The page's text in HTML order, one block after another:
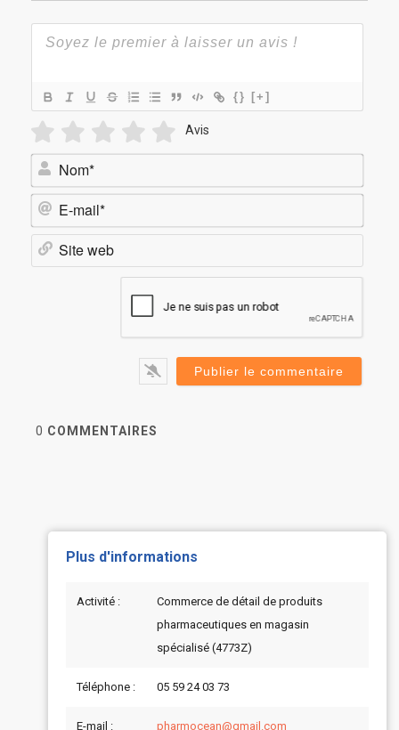
{} [+]
Avis
Nom*
E-
0 COMMENTAIRES
Plus d'informations
Activité :
Commerce de détail de produits
pharmaceutiques en magasin
spécialisé (4773Z)
Téléphone : 05 59 24 03 73
E-mail : pharmocean@gmail.com